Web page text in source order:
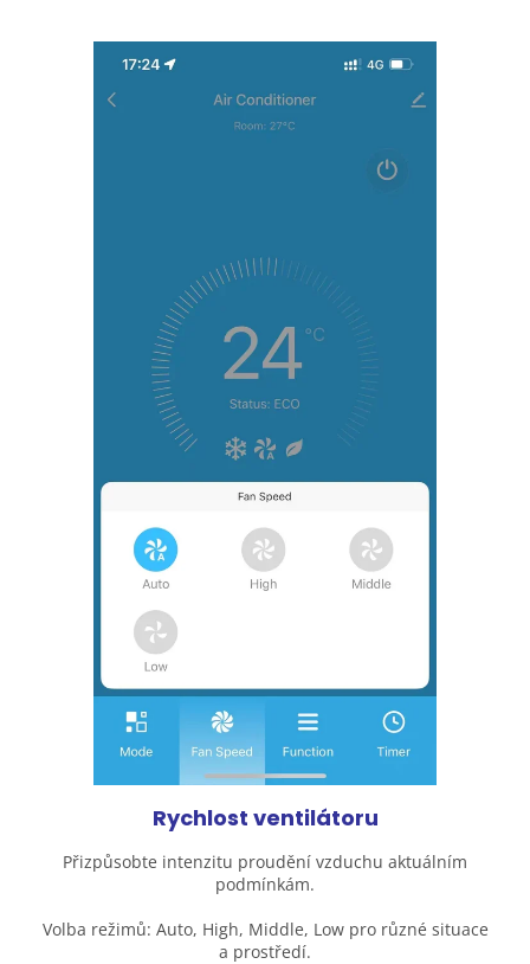
Rychlost ventilátoru
Přizpůsobte intenzitu proudění vzduchu aktuálním
podmínkám.
Volba režimů: Auto, High, Middle, Low pro různé situace
a prostředí.